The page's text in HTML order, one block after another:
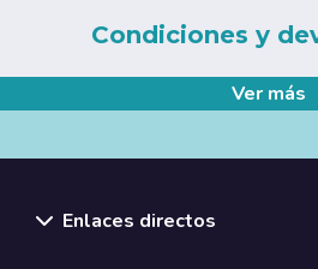
Condiciones y
Ver más
Enlaces directos